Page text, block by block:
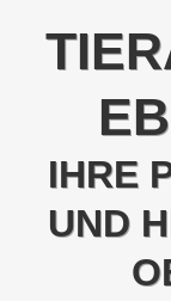
IHRE
UND